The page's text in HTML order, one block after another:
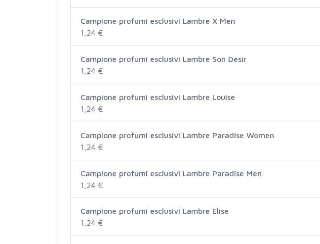
Campione profumi esclusivi Lambre X Men
1,24 €
Campione profumi esclusivi Lambre Son Desir
1,24 €
Campione profumi esclusivi Lambre Louise
1,24 €
Campione profumi esclusivi Lambre Paradise Women
1,24 €
Campione profumi esclusivi Lambre Paradise Men
1,24 €
Campione profumi esclusivi Lambre Elise
1,24 €